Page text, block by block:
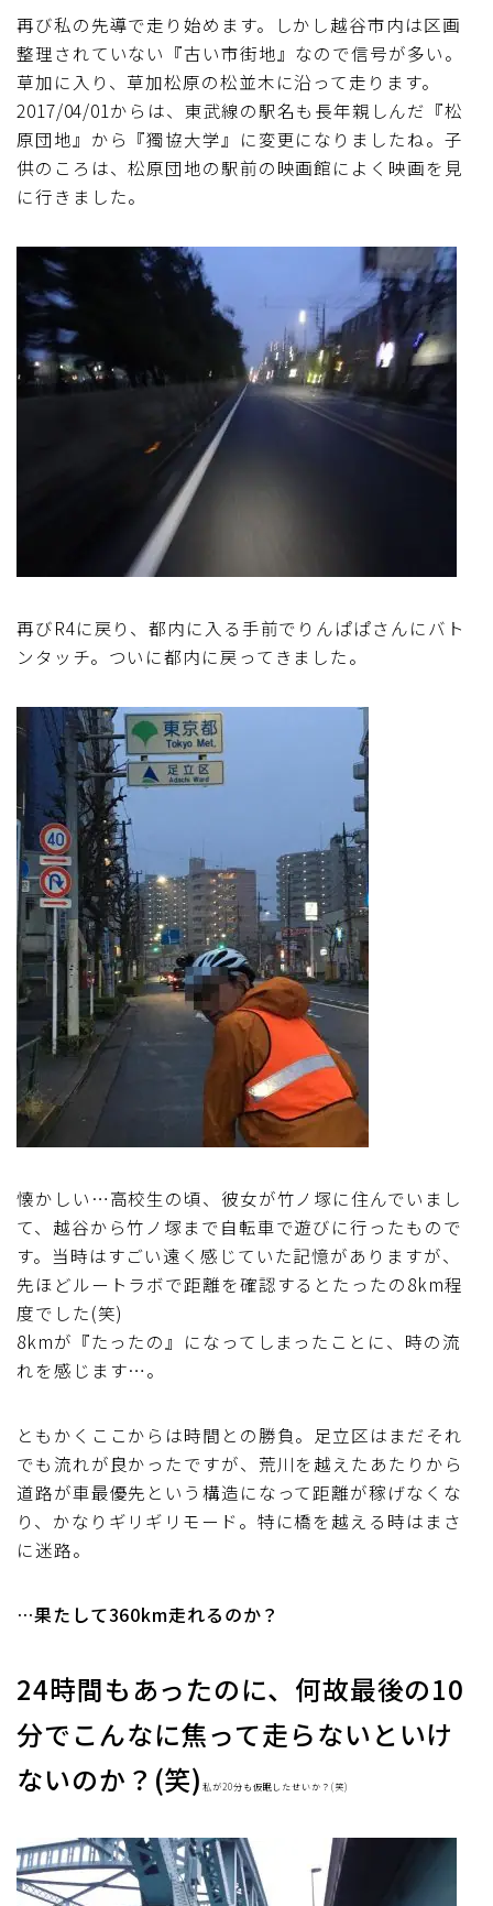
ブルベレポート2018
ブルベレポート2017
ブルベレポート2016
ブルべレポート2015
ブルべレポート2014
ブルべレポート2013
ブルべレポート2012
再び私の先導で走り始めます。しかし越谷市内は区画
整理されていない『古い市街地』なので信号が多い。
草加に入り、草加松原の松並木に沿って走ります。
2017/04/01からは、東武線の駅名も長年親しんだ『松
原団地』から『獨協大学』に変更になりましたね。子
供のころは、松原団地の駅前の映画館によく映画を見
に行きました。
再びR4に戻り、都内に入る手前でりんぱぱさんにバト
ンタッチ。ついに都内に戻ってきました。
懐かしい…高校生の頃、彼女が竹ノ塚に住んでいまし
て、越谷から竹ノ塚まで自転車で遊びに行ったもので
す。当時はすごい遠く感じていた記憶がありますが、
先ほどルートラボで距離を確認するとたったの8km程
度でした(笑)
8kmが『たったの』になってしまったことに、時の流
れを感じます…。
ともかくここからは時間との勝負。足立区はまだそれ
でも流れが良かったですが、荒川を越えたあたりから
道路が車最優先という構造になって距離が稼げなくな
り、かなりギリギリモード。特に橋を越える時はまさ
に迷路。
…果たして360km走れるのか？
24時間もあったのに、何故最後の10
分でこんなに焦って走らないといけ
ないのか？(笑)私が20分も仮眠したせいか？(笑)